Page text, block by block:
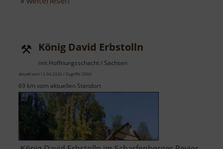
König David Erbstolln
mit Hoffnungsschacht / Sachsen
aktuell vom 12.04.2026 / Zugriffe: 2004
69 km vom aktuellen Standort